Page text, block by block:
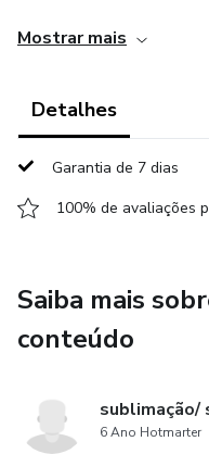
canecas, quadros,molde de
entre outros arquivos
Mostrar mais
Detalhes
Garantia de 7 dias
100% de avaliações
Saiba mais
conteúdo
6 Ano Hotmarter